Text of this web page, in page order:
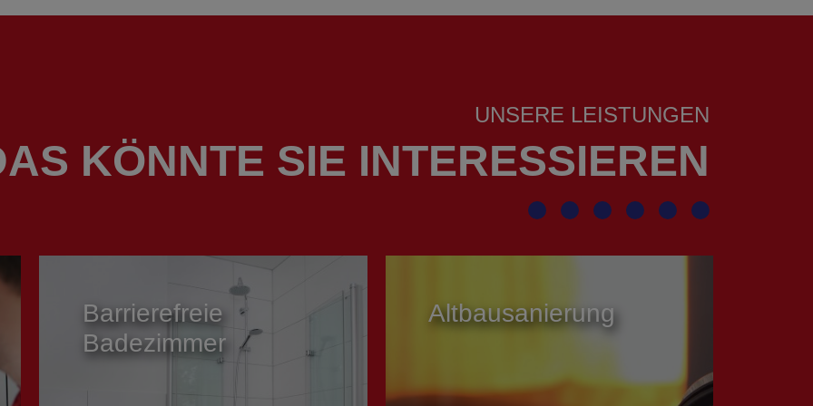
UNSERE LEISTUNGEN
KÖNNTE SIE INTERESSIEREN
Altbausanierung
Reparatur und